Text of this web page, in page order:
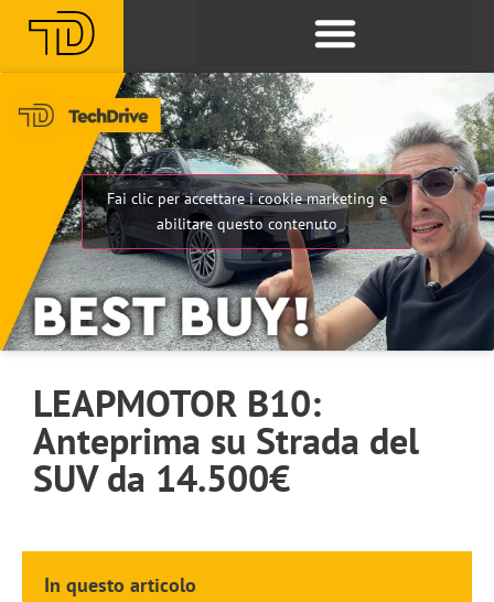
Fai clic per accettare i cookie marketing e
abilitare questo contenuto
LEAPMOTOR B10:
Anteprima su Strada del
SUV da 14.500€
In questo articolo